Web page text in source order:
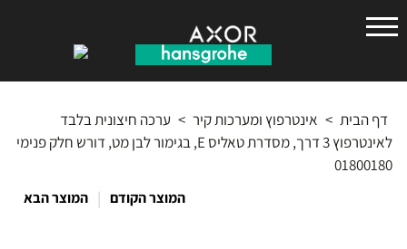
גרואה
דף הבית > אינטרפוץ ומערכות קיר > ערכה חיצונית בלבד
לאינטרפוץ 3 דרך, מסדרת טאליס E, בגימור לבן מט, דורש חלק פנימי
01800180
המוצר הקודם | המוצר הבא